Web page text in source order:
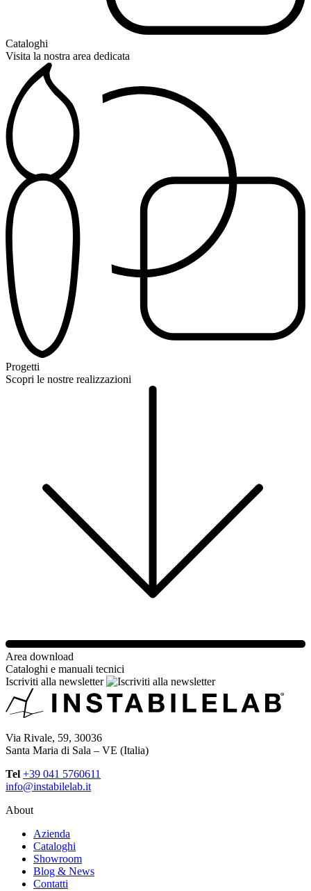
Cataloghi
Visita la nostra area dedicata
Progetti
Scopri le nostre realizzazioni
Area download
Cataloghi e manuali tecnici
Iscriviti alla newsletter
Via Rivale, 59, 30036
Santa Maria di Sala – VE (Italia)
Tel +39 041 5760611
info@instabilelab.it
About
Azienda
Cataloghi
Showroom
Blog & News
Contatti